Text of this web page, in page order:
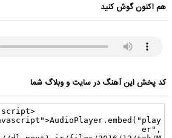
هم اکنون گوش کنید
کد پخش این آهنگ در سایت و وبلاگ شما